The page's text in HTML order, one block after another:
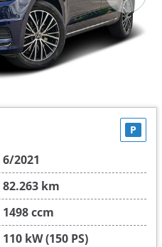
P
6/2021
82.263 km
1498 ccm
110 kW (150 PS)